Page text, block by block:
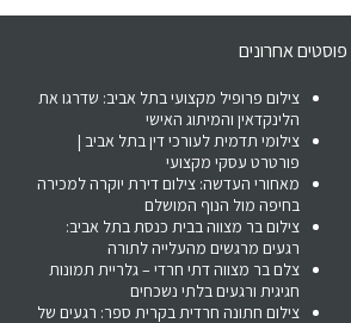
פוסטים אחרונים
צילום פרופיל מקצועי בתל אביב: שדרגו את
הלינקדאין והמיתוג האישי
צילומי תדמית לעורכי דין בתל אביב |
פורטרט עסקי מקצועי
מאחורי העדשה: צילום דירת יוקרה למכירה
בחיפה מול הנוף המושלם
צילום בר מצווה בבית כנסת בתל אביב:
רגעים מרגשים מהעלייה לתורה
צלם בר מצווה דתי חרדי – גלריית תמונות
חגיגית ורגעים בלתי נשכחים
צילום חתונה חרדית בקרית ספר: רגעים של